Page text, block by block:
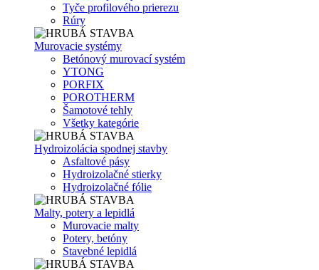
Tyče profilového prierezu
Rúry
Murovacie systémy
Betónový murovací systém
YTONG
PORFIX
POROTHERM
Šamotové tehly
Všetky kategórie
Hydroizolácia spodnej stavby
Asfaltové pásy
Hydroizolačné stierky
Hydroizolačné fólie
Malty, potery a lepidlá
Murovacie malty
Potery, betóny
Stavebné lepidlá